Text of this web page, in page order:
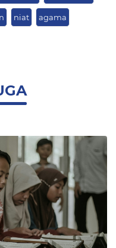
niat agama